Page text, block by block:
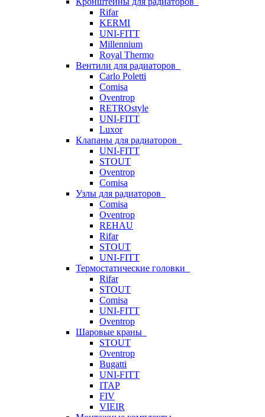
Rifar
KERMI
UNI-FITT
Millennium
Royal Thermo
Вентили для радиаторов
Carlo Poletti
Comisa
Oventrop
RETROstyle
UNI-FITT
Luxor
Клапаны для радиаторов
UNI-FITT
STOUT
Oventrop
Comisa
Узлы для радиаторов
Comisa
Oventrop
REHAU
Rifar
STOUT
UNI-FITT
Термостатические головки
Rifar
STOUT
Comisa
UNI-FITT
Oventrop
Шаровые краны
STOUT
Oventrop
Bugatti
UNI-FITT
ITAP
FIV
VIEIR